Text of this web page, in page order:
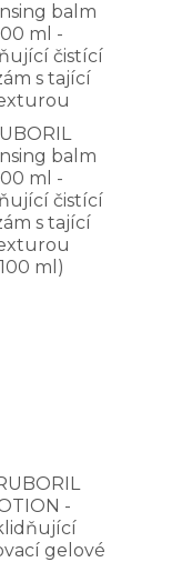
balm
ml -
čistící
s tající
ml)